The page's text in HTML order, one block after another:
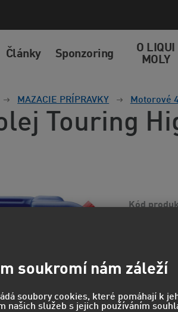
Články Sponzoring
O LIQUI
MOLY
MAZACIE PRÍPRAVKY Motorové
Touring
Kód
Moderný
vozové
zaručujú
soukromí nám záleží
soubory cookies, které pomáhají k
našich služeb s jejich používáním